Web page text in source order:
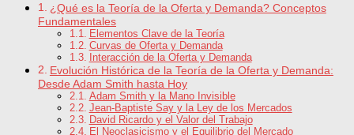
¿Qué es la Teoría de la Oferta y Demanda? Conceptos
Fundamentales
Elementos Clave de la Teoría
Curvas de Oferta y Demanda
Interacción de la Oferta y Demanda
Evolución Histórica de la Teoría de la Oferta y Demanda:
Desde Adam Smith hasta Hoy
Adam Smith y la Mano Invisible
Jean-Baptiste Say y la Ley de los Mercados
David Ricardo y el Valor del Trabajo
El Neoclasicismo y el Equilibrio del Mercado